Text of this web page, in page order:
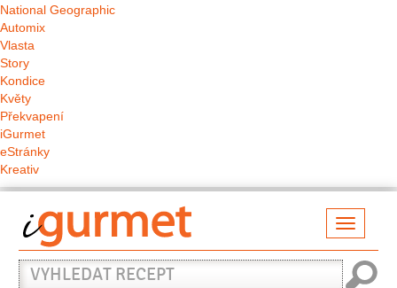
National Geographic
Automix
Vlasta
Story
Kondice
Květy
Překvapení
iGurmet
eStránky
Kreativ
Vyhledat
recept